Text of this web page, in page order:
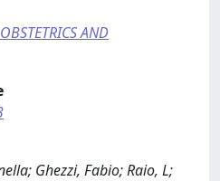
AND
Ghezzi, Fabio; Raio, L;